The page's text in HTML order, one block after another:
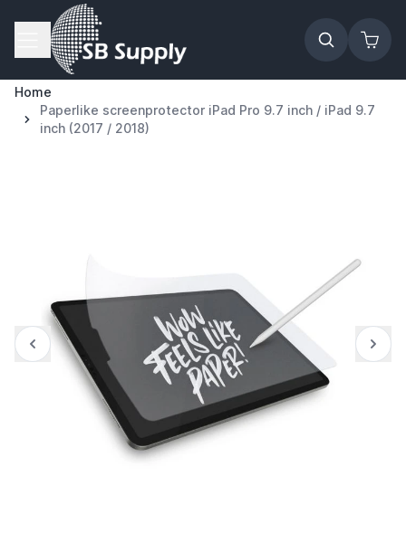
Ga naar de inhoud
Home
Paperlike screenprotector iPad Pro 9.7 inch / iPad 9.7
inch (2017 / 2018)